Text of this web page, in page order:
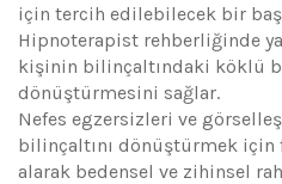
için tercih edilebilecek bir
Hipnoterapist rehberliğinde
kişinin bilinçaltındaki köklü
dönüştürmesini sağlar.
Nefes egzersizleri ve
bilinçaltını dönüştürmek için
alarak bedensel ve zihinsel